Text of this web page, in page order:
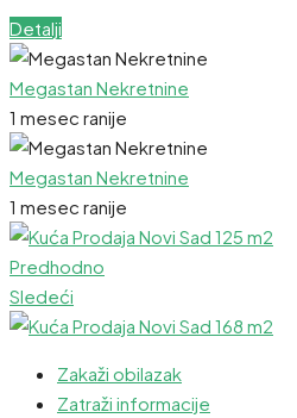
Detalji
Megastan Nekretnine
1 mesec ranije
Megastan Nekretnine
1 mesec ranije
Predhodno
Sledeći
Zakaži obilazak
Zatraži informacije